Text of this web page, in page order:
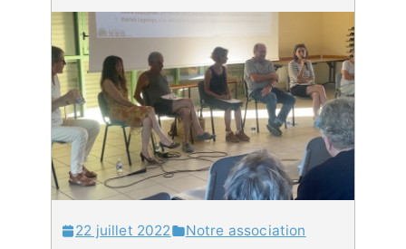
22 juillet 2022 Notre association